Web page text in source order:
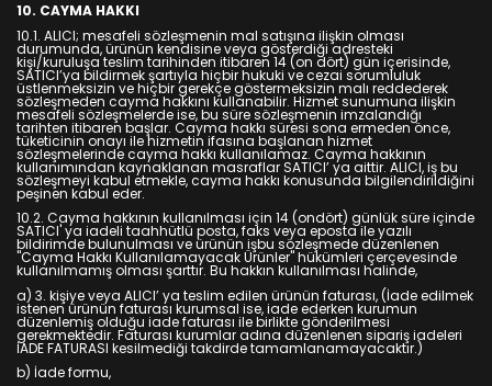
10. CAYMA HAKKI
10.1. ALICI; mesafeli sözleşmenin mal satışına ilişkin olması
durumunda, ürünün kendisine veya gösterdiği adresteki
kişi/kuruluşa teslim tarihinden itibaren 14 (on dört) gün içerisinde,
SATICI’ya bildirmek şartıyla hiçbir hukuki ve cezai sorumluluk
üstlenmeksizin ve hiçbir gerekçe göstermeksizin malı reddederek
sözleşmeden cayma hakkını kullanabilir. Hizmet sunumuna ilişkin
mesafeli sözleşmelerde ise, bu süre sözleşmenin imzalandığı
tarihten itibaren başlar. Cayma hakkı süresi sona ermeden önce,
tüketicinin onayı ile hizmetin ifasına başlanan hizmet
sözleşmelerinde cayma hakkı kullanılamaz. Cayma hakkının
kullanımından kaynaklanan masraflar SATICI’ ya aittir. ALICI, iş bu
sözleşmeyi kabul etmekle, cayma hakkı konusunda bilgilendirildiğini
peşinen kabul eder.
10.2. Cayma hakkının kullanılması için 14 (ondört) günlük süre içinde
SATICI' ya iadeli taahhütlü posta, faks veya eposta ile yazılı
bildirimde bulunulması ve ürünün işbu sözleşmede düzenlenen
"Cayma Hakkı Kullanılamayacak Ürünler" hükümleri çerçevesinde
kullanılmamış olması şarttır. Bu hakkın kullanılması halinde,
a) 3. kişiye veya ALICI’ ya teslim edilen ürünün faturası, (İade edilmek
istenen ürünün faturası kurumsal ise, iade ederken kurumun
düzenlemiş olduğu iade faturası ile birlikte gönderilmesi
gerekmektedir. Faturası kurumlar adına düzenlenen sipariş iadeleri
İADE FATURASI kesilmediği takdirde tamamlanamayacaktır.)
b) İade formu,